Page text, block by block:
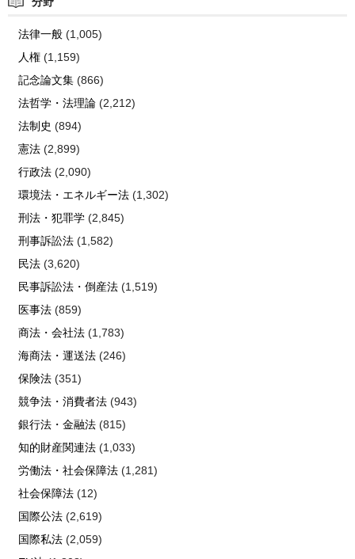
法律一般(1,005)
人権(1,159)
記念論文集(866)
法哲学・法理論(2,212)
法制史 (894)
憲法(2,899)
行政法(2,090)
環境法・エネルギー法(1,302)
刑法・犯罪学(2,845)
刑事訴訟法(1,582)
民法(3,620)
民事訴訟法・倒産法(1,519)
医事法(859)
商法・会社法(1,783)
海商法・運送法(246)
保険法(351)
競争法・消費者法(943)
銀行法・金融法(815)
知的財産関連法(1,033)
労働法・社会保障法(1,281)
社会保障法(12)
国際公法(2,619)
国際私法(2,059)